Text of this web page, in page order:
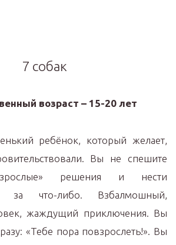
7 собак
возраст – 15-20 лет
ребёнок, который желает,
Вы не спешите
решения и нести
за что-либо. Взбалмошный,
жаждущий приключения. Вы
«Тебе пора повзрослеть!». Вы